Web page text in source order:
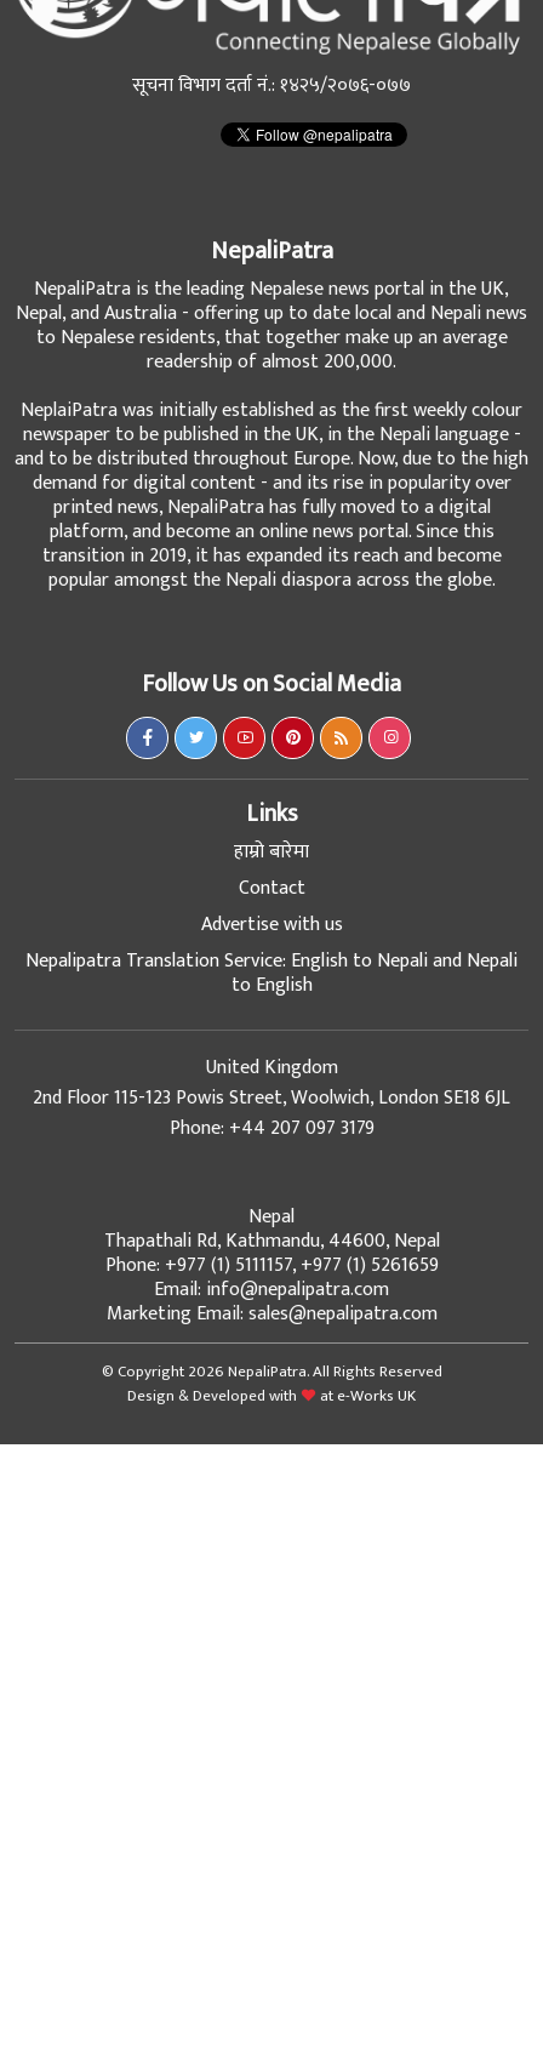
सूचना विभाग दर्ता नं.: १४२५/२०७६-०७७
NepaliPatra
NepaliPatra is the leading Nepalese news portal in the UK,
Nepal, and Australia - offering up to date local and Nepali news
to Nepalese residents, that together make up an average
readership of almost 200,000.
NeplaiPatra was initially established as the first weekly colour
newspaper to be published in the UK, in the Nepali language -
and to be distributed throughout Europe. Now, due to the high
demand for digital content - and its rise in popularity over
printed news, NepaliPatra has fully moved to a digital
platform, and become an online news portal. Since this
transition in 2019, it has expanded its reach and become
popular amongst the Nepali diaspora across the globe.
Follow Us on Social Media
Links
हाम्रो बारेमा
Contact
Advertise with us
Nepalipatra Translation Service: English to Nepali and Nepali
to English
United Kingdom
2nd Floor 115-123 Powis Street, Woolwich, London SE18 6JL
Phone: +44 207 097 3179
Nepal
Thapathali Rd, Kathmandu, 44600, Nepal
Phone: +977 (1) 5111157, +977 (1) 5261659
Email: info@nepalipatra.com
Marketing Email: sales@nepalipatra.com
© Copyright 2026 NepaliPatra. All Rights Reserved
Design & Developed with
ate-Works UK